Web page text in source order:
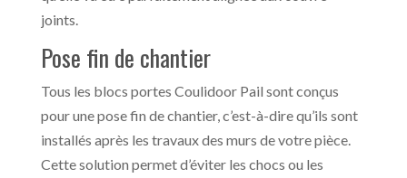
joints.
Pose fin de chantier
Tous les blocs portes Coulidoor Pail sont conçus
pour une pose fin de chantier, c’est-à-dire qu’ils sont
installés après les travaux des murs de votre pièce.
Cette solution permet d’éviter les chocs ou les